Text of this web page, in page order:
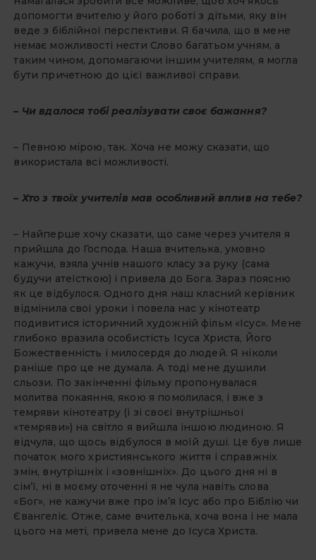
допомогти вчителю у його роботі з дітьми, яку він
веде з біблійної перспективи. Я бачила, що в мене
немає можливості нести Слово багатьом учням, а
таким чином, допомагаючи іншим учителям, я могла
бути причетною до цієї важливої справи.
– Чи вдалося тобі реалізувати своє бажання?
– Певною мірою, так. Хоча не можу сказати, що
використала всі можливості.
– Хто з твоїх учителів мав особливий вплив на тебе?
– Найперше хочу сказати, що саме через учителя я
прийшла до Господа. Наша вчителька, умовно
кажучи, взяла учнів нашого класу за руку (сама
будучи атеїсткою) і привела до Бога. Зараз поясню
як це відбулося. Одного дня наш класний керівник
відмінила свої уроки і повела нас у кінотеатр
подивитися історичний художній фільм «Ісус». Мене
глибоко вразила особистість Ісуса Христа, Його
Божественність і милосердя до людей. Я ніколи
раніше про це не думала. А тоді мене душили
сльози. По закінченні фільму пропонувалася
молитва покаяння, якою я помолилася, і вже з
темряви кінотеатру (і зі своєї внутрішньої
«темряви») на світло я вийшла іншою людиною. Я
відчула, що щось відбулося в моїй душі. Це був лише
початок мого християнського життя і справжніх
змін, внутрішніх і «зовнішніх». До цього дня ні в
сім’ї, ні в моєму оточенні я не чула навіть слова
«Бог», не кажучи вже про ім’я Ісус або про Біблію чи
Євангеліє. Отже, саме вчителька, хоча вона і не мала
цього на меті, привела мене до Ісуса Христа.